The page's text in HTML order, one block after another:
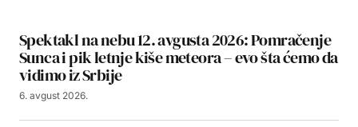
Spektakl na nebu 12. avgusta 2026: Pomračenje
Sunca i pik letnje kiše meteora – evo šta ćemo da
vidimo iz Srbije
6. avgust 2026.